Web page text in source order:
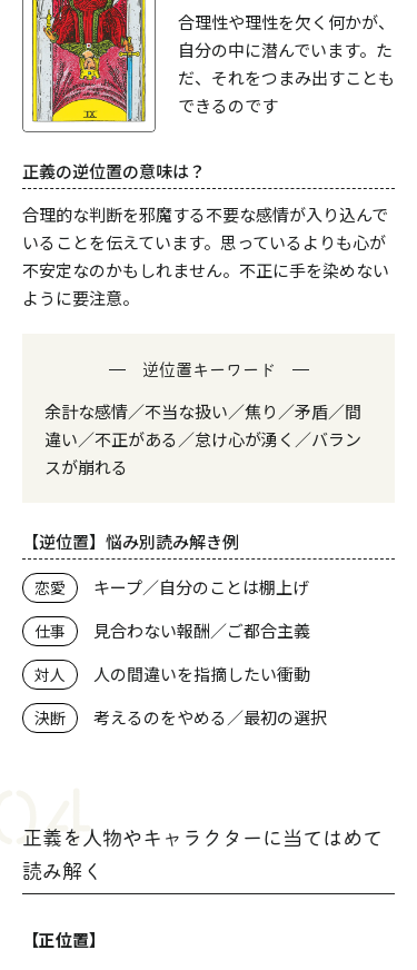
合理性や理性を欠く何かが、
自分の中に潜んでいます。た
だ、それをつまみ出すことも
できるのです
正義の逆位置の意味は？
合理的な判断を邪魔する不要な感情が入り込んで
いることを伝えています。思っているよりも心が
不安定なのかもしれません。不正に手を染めない
ように要注意。
逆位置キーワード
余計な感情／不当な扱い／焦り／矛盾／間
違い／不正がある／怠け心が湧く／バラン
スが崩れる
【逆位置】悩み別読み解き例
恋愛 キープ／自分のことは棚上げ
仕事 見合わない報酬／ご都合主義
対人 人の間違いを指摘したい衝動
決断 考えるのをやめる／最初の選択
正義を人物やキャラクターに当てはめて
読み解く
【正位置】